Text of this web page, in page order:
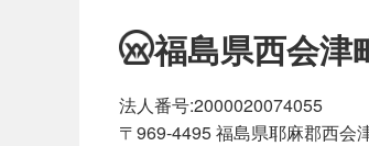
福島県西会津
法人番号:2000020074055
〒969-4495 福島県耶麻郡西会